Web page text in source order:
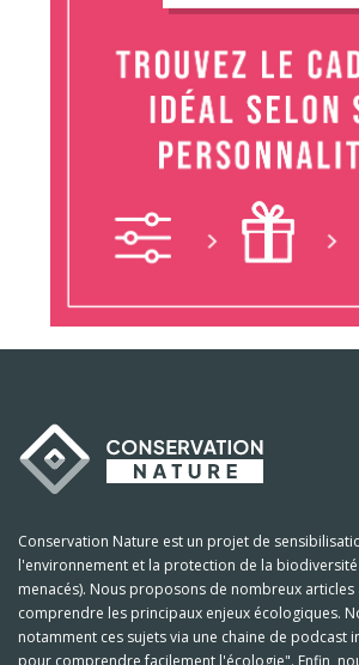
Conservation Nature est un projet de
l'environnement et la protection de la
menacés). Nous proposons de nombreux articles
comprendre les principaux enjeux écologiques.
notamment ces sujets via une chaine de podcast